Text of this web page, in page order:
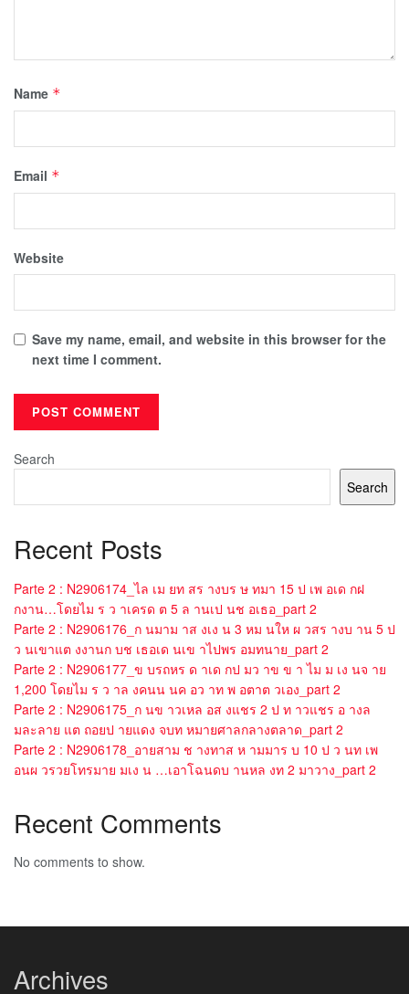
Name *
Email *
Website
Save my name, email, and website in this browser for the
next time I comment.
Search
Search
Recent Posts
Parte 2 : N2906174_ไล เม ยท สร างบร ษ ทมา 15 ป เพ อเด กฝ
กงาน…โดยไม ร ว าเครด ต 5 ล านเป นช อเธอ_part 2
Parte 2 : N2906176_ก นมาม าส งเง น 3 หม นให ผ วสร างบ าน 5 ป
ว นเขาแต งงานก บช เธอเด นเข าไปพร อมทนาย_part 2
Parte 2 : N2906177_ข บรถหร ด าเด กป มว าข ข า ไม ม เง นจ าย
1,200 โดยไม ร ว าล งคนน นค อว าท พ อตาต วเอง_part 2
Parte 2 : N2906175_ก นข าวเหล อส งแชร 2 ป ท าวแชร อ างล
มละลาย แต ถอยป ายแดง จบท หมายศาลกลางตลาด_part 2
Parte 2 : N2906178_อายสาม ช างทาส ห ามมาร บ 10 ป ว นท เพ
อนผ วรวยโทรมาย มเง น …เอาโฉนดบ านหล งท 2 มาวาง_part 2
Recent Comments
No comments to show.
Archives